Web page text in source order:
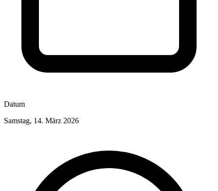
Datum
Samstag, 14. März 2026